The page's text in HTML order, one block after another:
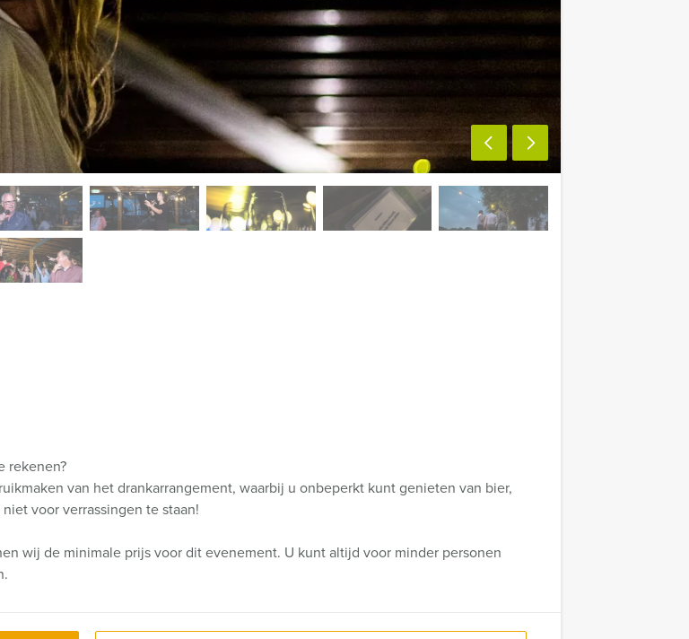
rekenen?
van het drankarrangement, waarbij u onbeperkt kunt genieten van bier,
voor verrassingen te staan!
wij de minimale prijs voor dit evenement. U kunt altijd voor minder personen